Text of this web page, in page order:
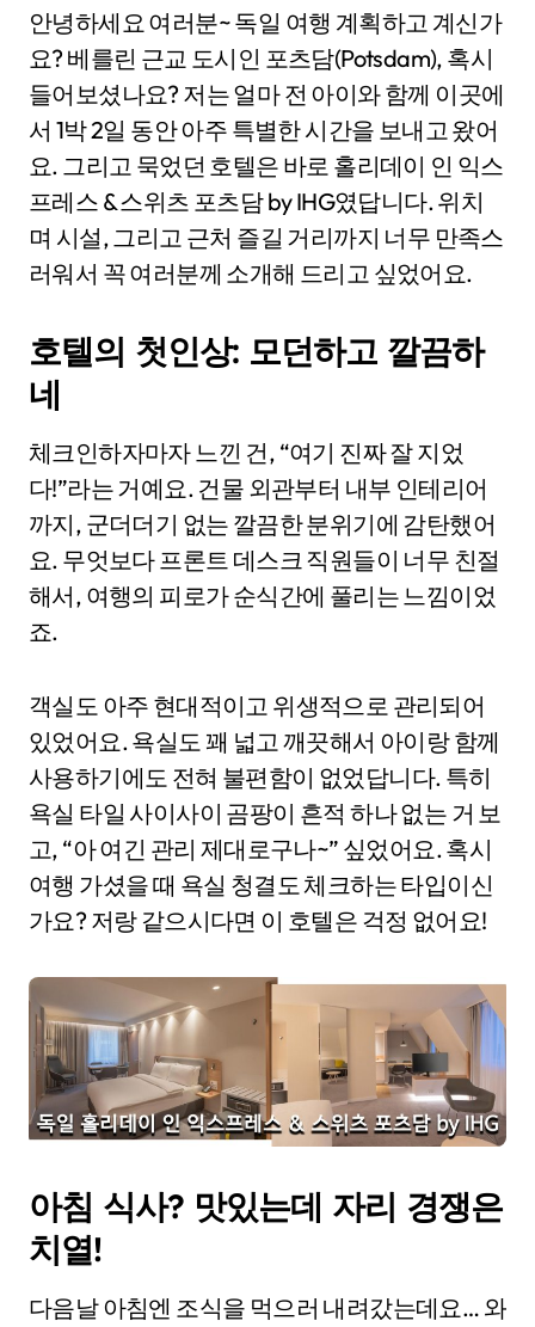
안녕하세요 여러분~ 독일 여행 계획하고 계신가
요? 베를린 근교 도시인 포츠담(Potsdam), 혹시
들어보셨나요? 저는 얼마 전 아이와 함께 이곳에
서 1박 2일 동안 아주 특별한 시간을 보내고 왔어
요. 그리고 묵었던 호텔은 바로 홀리데이 인 익스
프레스 & 스위츠 포츠담 by IHG였답니다. 위치
며 시설, 그리고 근처 즐길 거리까지 너무 만족스
러워서 꼭 여러분께 소개해 드리고 싶었어요.
호텔의 첫인상: 모던하고 깔끔하
네
체크인하자마자 느낀 건, “여기 진짜 잘 지었
다!”라는 거예요. 건물 외관부터 내부 인테리어
까지, 군더더기 없는 깔끔한 분위기에 감탄했어
요. 무엇보다 프론트 데스크 직원들이 너무 친절
해서, 여행의 피로가 순식간에 풀리는 느낌이었
죠.
객실도 아주 현대적이고 위생적으로 관리되어
있었어요. 욕실도 꽤 넓고 깨끗해서 아이랑 함께
사용하기에도 전혀 불편함이 없었답니다. 특히
욕실 타일 사이사이 곰팡이 흔적 하나 없는 거 보
고, “아 여긴 관리 제대로구나~” 싶었어요. 혹시
여행 가셨을 때 욕실 청결도 체크하는 타입이신
가요? 저랑 같으시다면 이 호텔은 걱정 없어요!
아침 식사? 맛있는데 자리 경쟁은
치열!
다음날 아침엔 조식을 먹으러 내려갔는데요… 와